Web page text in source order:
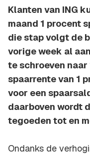
Klanten van ING
maand 1 procent
die stap volgt de
vorige week al
te schroeven naar
spaarrente van 1
voor een
daarboven wordt
tegoeden tot en
Ondanks de